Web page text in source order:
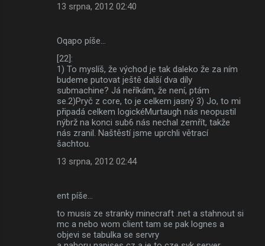
13 srpna, 2012 02:40
Oqapo píše…
[22]:
1) To myslíš, že východ je tak daleko že za ním
budeme putovat ještě další dva díly
submachine? Já neříkám, že není, ptám
se.2)Pryč z core, to je celkem jasný 3) Jo, to mi
připadá celkem logickéMurtaugh nás neopustil
nýbrž na konci sub6 nás nechal zemřít, takže
nás zranil. Naštěstí jsme uprchli větrací
šachtou.
13 srpna, 2012 02:44
ent píše…
to musis ze stranky minecraft .net a stahnout si
mc a nebo wom client tam se pak lognes a
objevi se tabulka se servry